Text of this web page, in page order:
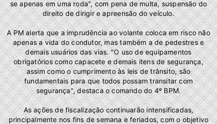
se apenas em uma roda", com pena de multa, suspensão do
direito de dirigir e apreensão do veículo.
A PM alerta que a imprudência ao volante coloca em risco não
apenas a vida do condutor, mas também a de pedestres e
demais usuários das vias. "O uso de equipamentos
obrigatórios como capacete e demais itens de segurança,
assim como o cumprimento às leis de trânsito, são
fundamentais para que todos possam transitar com
segurança", destaca o comando do 4º BPM.
As ações de fiscalização continuarão intensificadas,
principalmente nos fins de semana e feriados, com o objetivo